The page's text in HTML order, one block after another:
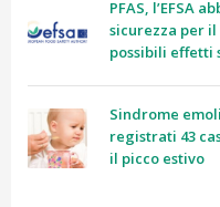
PFAS, l’EFSA
sicurezza per il
possibili effetti
Sindrome
registrati 43
il picco estivo